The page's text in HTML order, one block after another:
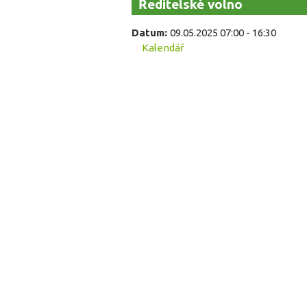
Ředitelské volno
Datum: 09.05.2025 07:00 - 16:30
Kalendář